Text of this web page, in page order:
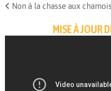
Non à la chasse aux
MISE À JOUR